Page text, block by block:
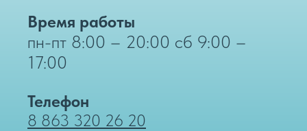
Время работы
пн-пт 8:00 – 20:00 сб 9:00 –
17:00
Телефон
8 863 320 26 20